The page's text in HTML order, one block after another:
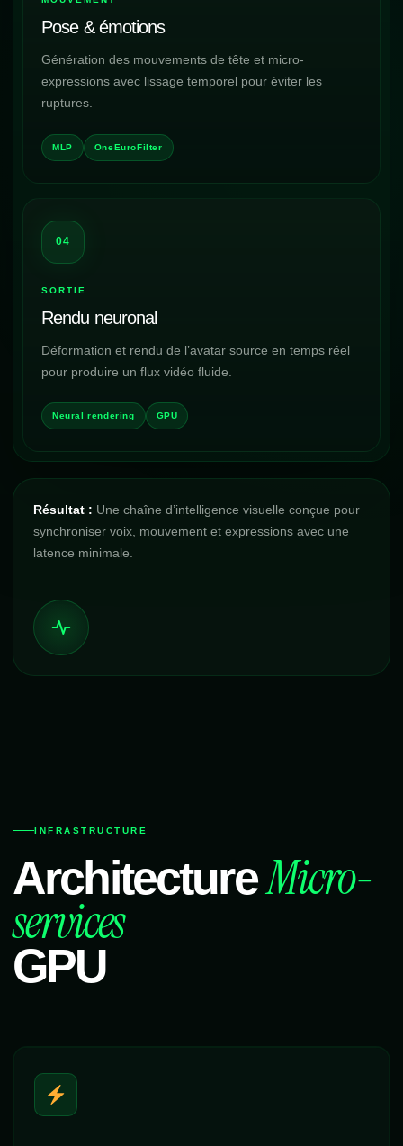
Pose & émotions
Génération des mouvements de tête et micro-
expressions avec lissage temporel pour éviter les
ruptures.
MLP OneEuroFilter
04
SORTIE
Rendu neuronal
Déformation et rendu de l’avatar source en temps réel
pour produire un flux vidéo fluide.
Neural rendering GPU
Résultat : Une chaîne d’intelligence visuelle conçue pour
synchroniser voix, mouvement et expressions avec une
latence minimale.
INFRASTRUCTURE
ArchitectureMicro-
services
GPU